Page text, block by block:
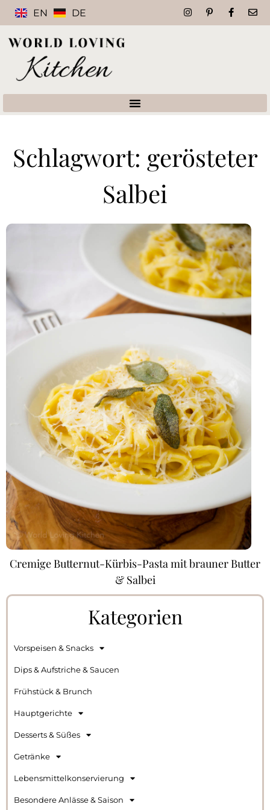
EN DE
Schlagwort: gerösteter
Salbei
Cremige Butternut-Kürbis-Pasta mit brauner Butter
& Salbei
Kategorien
Vorspeisen & Snacks
Dips & Aufstriche & Saucen
Frühstück & Brunch
Hauptgerichte
Desserts & Süßes
Getränke
Lebensmittelkonservierung
Besondere Anlässe & Saison